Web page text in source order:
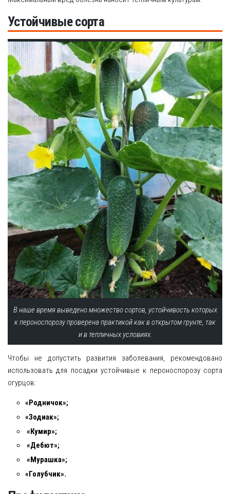
Устойчивые сорта
В наше время выведено множество сортов, устойчивость которых
к пероноспорозу проверена практикой как в открытом грунте, так
и в тепличных условиях.
Чтобы не допустить развития заболевания, рекомендовано
использовать для посадки устойчивые к пероноспорозу сорта
огурцов:
«Родничок»;
«Зодиак»;
«Кумир»;
«Дебют»;
«Мурашка»;
«Голубчик».